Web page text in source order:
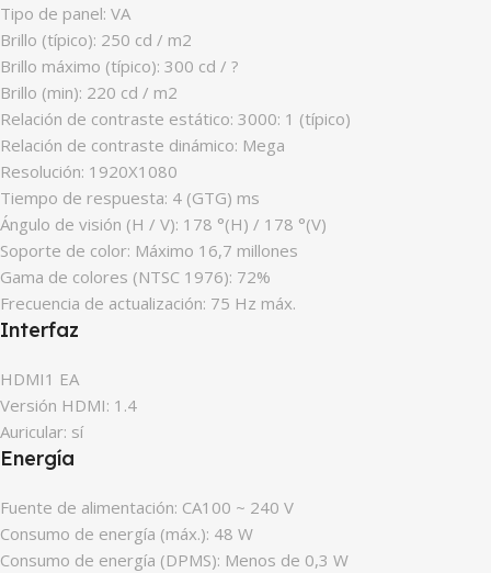
Tipo de panel: VA
Brillo (típico): 250 cd / m2
Brillo máximo (típico): 300 cd / ?
Brillo (min): 220 cd / m2
Relación de contraste estático: 3000: 1 (típico)
Relación de contraste dinámico: Mega
Resolución: 1920X1080
Tiempo de respuesta: 4 (GTG) ms
Ángulo de visión (H / V): 178 °(H) / 178 °(V)
Soporte de color: Máximo 16,7 millones
Gama de colores (NTSC 1976): 72%
Frecuencia de actualización: 75 Hz máx.
Interfaz
HDMI1 EA
Versión HDMI: 1.4
Auricular: sí
Energía
Fuente de alimentación: CA100 ~ 240 V
Consumo de energía (máx.): 48 W
Consumo de energía (DPMS): Menos de 0,3 W